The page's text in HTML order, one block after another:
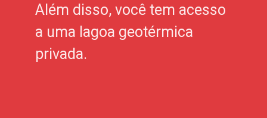
Além disso, você tem acesso
a uma lagoa geotérmica
privada.